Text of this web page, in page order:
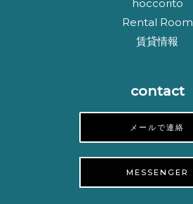
hoccorito
Rental Room
賃貸情報
contact
メールで連絡
MESSENGER